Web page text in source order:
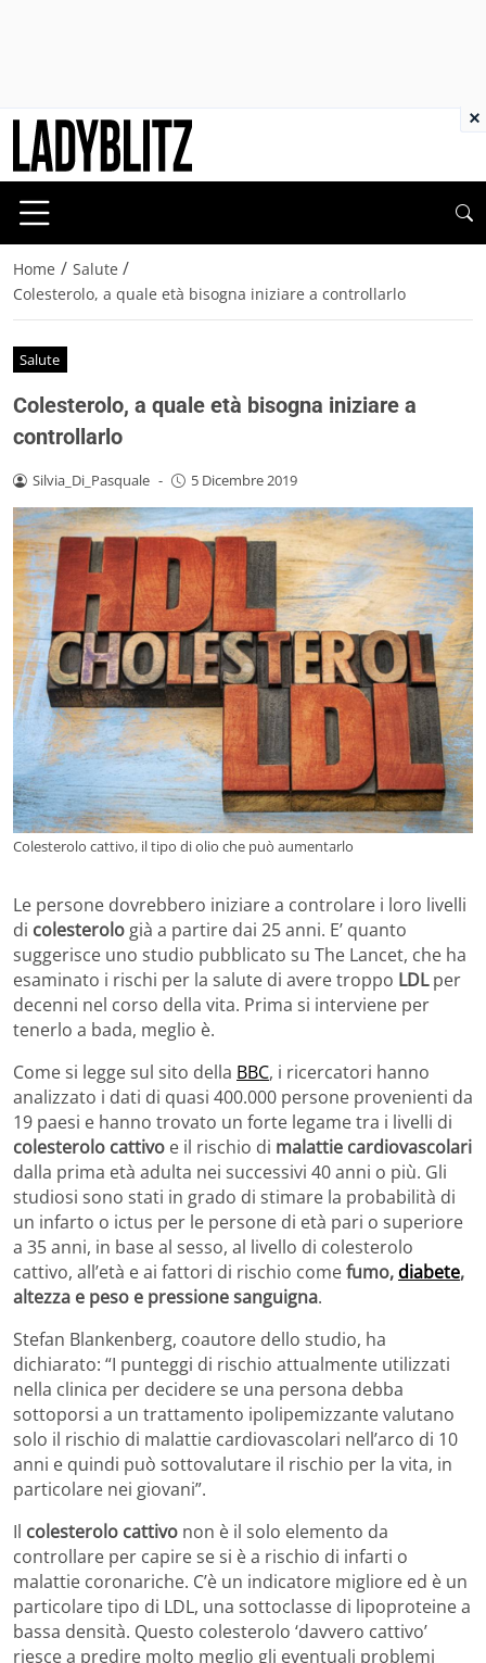
Home / Salute /
Colesterolo, a quale età bisogna iniziare a controllarlo
Salute
Colesterolo, a quale età bisogna iniziare a
controllarlo
Silvia_Di_Pasquale - 5 Dicembre 2019
Colesterolo cattivo, il tipo di olio che può aumentarlo
Le persone dovrebbero iniziare a controlare i loro livelli
di colesterolo già a partire dai 25 anni. E’ quanto
suggerisce uno studio pubblicato su The Lancet, che ha
esaminato i rischi per la salute di avere troppo LDLper
decenni nel corso della vita. Prima si interviene per
tenerlo a bada, meglio è.
Come si legge sul sito della BBC, i ricercatori hanno
analizzato i dati di quasi 400.000 persone provenienti da
19 paesi e hanno trovato un forte legame tra i livelli di
colesterolo cattivo e il rischio di malattie cardiovascolari
dalla prima età adulta nei successivi 40 anni o più. Gli
studiosi sono stati in grado di stimare la probabilità di
un infarto o ictus per le persone di età pari o superiore
a 35 anni, in base al sesso, al livello di colesterolo
cattivo, all’età e ai fattori di rischio comefumo, diabete,
altezza e peso e pressione sanguigna.
Stefan Blankenberg, coautore dello studio, ha
dichiarato: “I punteggi di rischio attualmente utilizzati
nella clinica per decidere se una persona debba
sottoporsi a un trattamento ipolipemizzante valutano
solo il rischio di malattie cardiovascolari nell’arco di 10
anni e quindi può sottovalutare il rischio per la vita, in
particolare nei giovani”.
Il colesterolo cattivo non è il solo elemento da
controllare per capire se si è a rischio di infarti o
malattie coronariche. C’è un indicatore migliore ed è un
particolare tipo di LDL, una sottoclasse di lipoproteine a
bassa densità. Questo colesterolo ‘davvero cattivo’
riesce a predire molto meglio gli eventuali problemi
×